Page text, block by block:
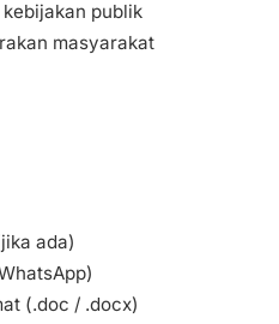
publik
masyarakat
ada)
(.doc / .docx)